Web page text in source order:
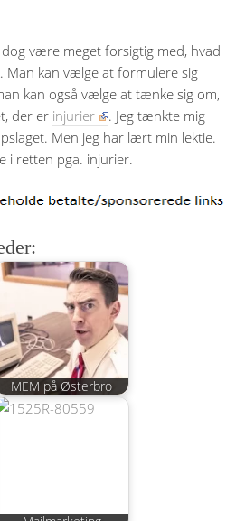
være meget forsigtig med, hvad
Man kan vælge at formulere sig
kan også vælge at tænke sig om,
der er injurier
. Jeg tænkte mig
Men jeg har lært min lektie.
i retten pga. injurier.
MEM på Østerbro